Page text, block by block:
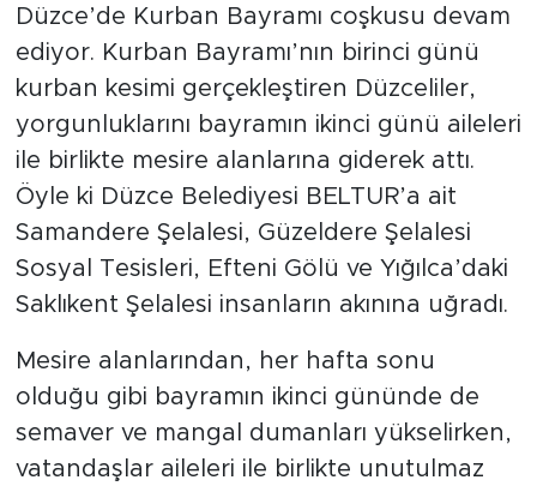
Düzce’de Kurban Bayramı coşkusu devam
ediyor. Kurban Bayramı’nın birinci günü
kurban kesimi gerçekleştiren Düzceliler,
yorgunluklarını bayramın ikinci günü aileleri
ile birlikte mesire alanlarına giderek attı.
Öyle ki Düzce Belediyesi BELTUR’a ait
Samandere Şelalesi, Güzeldere Şelalesi
Sosyal Tesisleri, Efteni Gölü ve Yığılca’daki
Saklıkent Şelalesi insanların akınına uğradı.
Mesire alanlarından, her hafta sonu
olduğu gibi bayramın ikinci gününde de
semaver ve mangal dumanları yükselirken,
vatandaşlar aileleri ile birlikte unutulmaz